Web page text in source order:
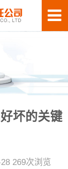
坏的关键
269次浏览